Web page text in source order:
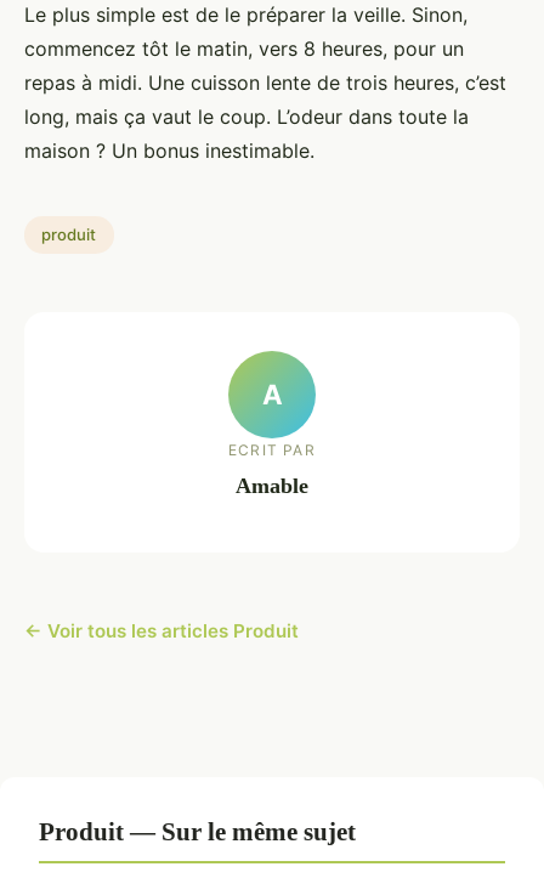
Le plus simple est de le préparer la veille. Sinon,
commencez tôt le matin, vers 8 heures, pour un
repas à midi. Une cuisson lente de trois heures, c’est
long, mais ça vaut le coup. L’odeur dans toute la
maison ? Un bonus inestimable.
produit
A
ECRIT PAR
Amable
← Voir tous les articles Produit
Produit — Sur le même sujet